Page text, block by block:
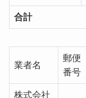
合計
業者名
郵便
番号
株式会社